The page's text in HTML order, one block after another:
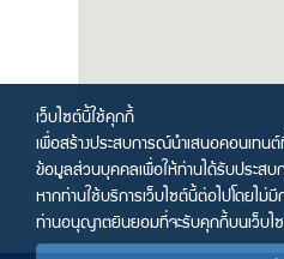
เว็บไซต์นี้ใช้คุกกี้
เพื่อสร้างประสบการณ์นำเสนอคอนเทน
ข้อมูลส่วนบุคคลเพื่อให้ท่านได้รับประสบ
หากท่านใช้บริการเว็บไซต์นี้ต่อไปโดยไม่
ท่านอนุญาตยินยอมที่จะรับคุกกี้บนเว็บไ